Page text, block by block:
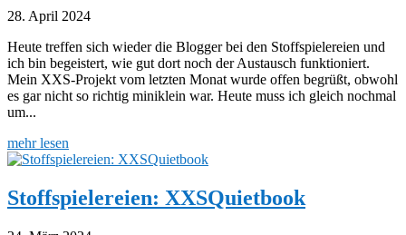
28. April 2024
Heute treffen sich wieder die Blogger bei den Stoffspielereien und
ich bin begeistert, wie gut dort noch der Austausch funktioniert.
Mein XXS-Projekt vom letzten Monat wurde offen begrüßt, obwohl
es gar nicht so richtig miniklein war. Heute muss ich gleich nochmal
um...
mehr lesen
Stoffspielereien: XXSQuietbook